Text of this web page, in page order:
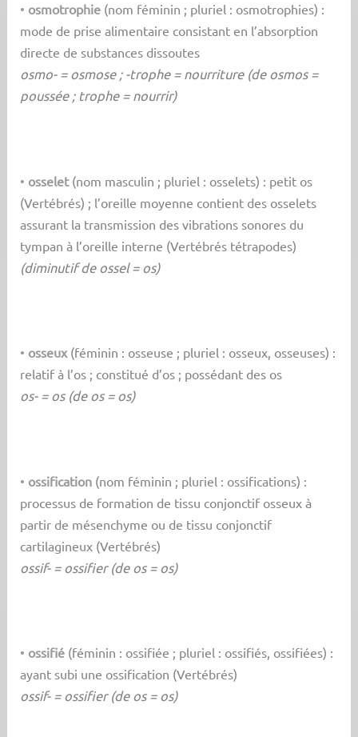
• osmotrophie (nom féminin ; pluriel : osmotrophies) :
mode de prise alimentaire consistant en l’absorption
directe de substances dissoutes
osmo- = osmose ; -trophe = nourriture (de osmos =
poussée ; trophe = nourrir)
• osselet(nom masculin ; pluriel : osselets) : petit os
(Vertébrés) ; l’oreille moyenne contient des osselets
assurant la transmission des vibrations sonores du
tympan à l’oreille interne (Vertébrés tétrapodes)
(diminutif de ossel = os)
• osseux(féminin : osseuse ; pluriel : osseux, osseuses) :
relatif à l’os ; constitué d’os ; possédant des os
os- = os (de os = os)
• ossification (nom féminin ; pluriel : ossifications) :
processus de formation de tissu conjonctif osseux à
partir de mésenchyme ou de tissu conjonctif
cartilagineux (Vertébrés)
ossif- = ossifier (de os = os)
• ossifié (féminin : ossifiée ; pluriel : ossifiés, ossifiées) :
ayant subi une ossification (Vertébrés)
ossif- = ossifier (de os = os)